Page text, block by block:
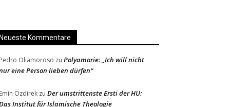
Neueste Kommentare
Pedro Oliamoroso zu Polyamorie: „Ich will nicht
eine Person lieben dürfen“
Emin Özdirek zu Der umstrittenste Ersti der HU:
Institut für Islamische Theologie